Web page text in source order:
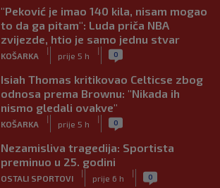
"Peković je imao 140 kila, nisam mogao
to da ga pitam": Luda priča NBA
zvijezde, htio je samo jednu stvar
KOŠARKA
|
prije 5 h
| 0
Isiah Thomas kritikovao Celticse zbog
odnosa prema Brownu: "Nikada ih
nismo gledali ovakve"
KOŠARKA
|
prije 5 h
| 0
Nezamisliva tragedija: Sportista
preminuo u 25. godini
OSTALI SPORTOVI
|
prije 6 h
| 0